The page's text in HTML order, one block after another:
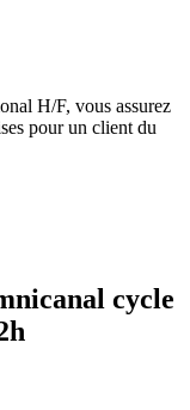
H/F, vous assurez
pour un client du
cycle